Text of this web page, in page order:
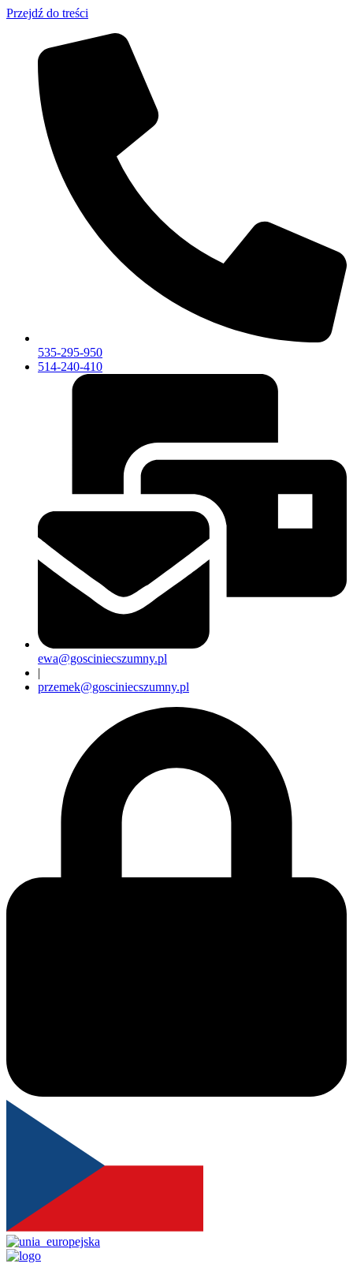
Przejdź do treści
535-295-950
514-240-410
ewa@gosciniecszumny.pl
|
przemek@gosciniecszumny.pl